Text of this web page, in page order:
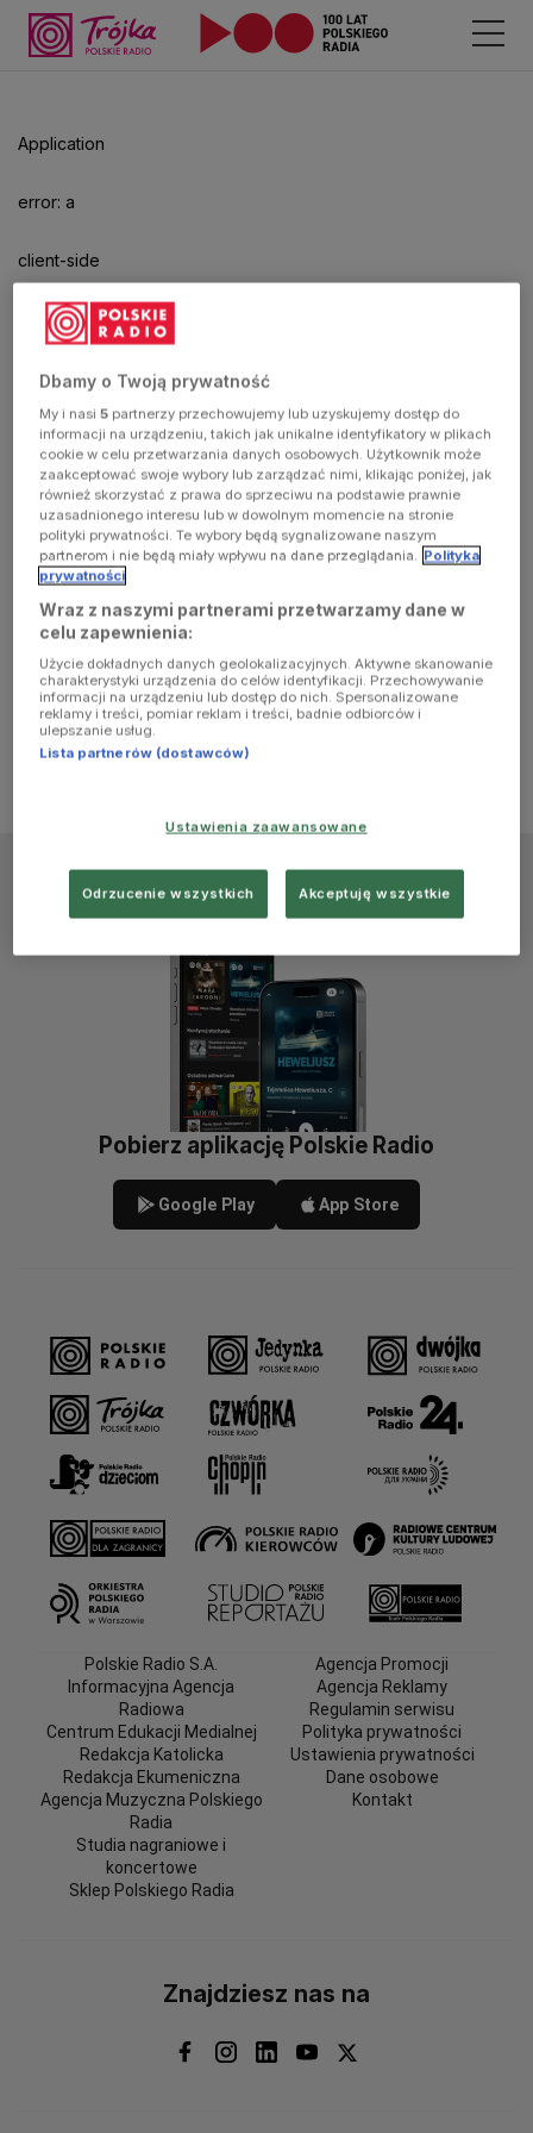
Application
error: a
client-side
exception
has
occurred
(see the
browser
console for
more
information)
aby
odtwarzać.
Pobierz aplikację Polskie Radio
Google Play App Store
Polskie Radio S.A.
Informacyjna Agencja
Radiowa
Centrum Edukacji Medialnej
Redakcja Katolicka
Redakcja Ekumeniczna
Agencja Muzyczna Polskiego
Radia
Studia nagraniowe i
koncertowe
Sklep Polskiego Radia
Agencja Promocji
Agencja Reklamy
Regulamin serwisu
Polityka prywatności
Ustawienia prywatności
Dane osobowe
Kontakt
Znajdziesz nas na
Dbamy o Twoją prywatność
My i nasi5 partnerzy przechowujemy lub uzyskujemy dostęp do
informacji na urządzeniu, takich jak unikalne identyfikatory w plikach
cookie w celu przetwarzania danych osobowych. Użytkownik może
zaakceptować swoje wybory lub zarządzać nimi, klikając poniżej, jak
również skorzystać z prawa do sprzeciwu na podstawie prawnie
uzasadnionego interesu lub w dowolnym momencie na stronie
polityki prywatności. Te wybory będą sygnalizowane naszym
partnerom i nie będą miały wpływu na dane przeglądania. Polityka
prywatności
Wraz z naszymi partnerami przetwarzamy dane w
celu zapewnienia:
Użycie dokładnych danych geolokalizacyjnych. Aktywne skanowanie
charakterystyki urządzenia do celów identyfikacji. Przechowywanie
informacji na urządzeniu lub dostęp do nich. Spersonalizowane
reklamy i treści, pomiar reklam i treści, badnie odbiorców i
ulepszanie usług.
Lista partnerów (dostawców)
Ustawienia zaawansowane
Odrzucenie wszystkich Akceptuję wszystkie